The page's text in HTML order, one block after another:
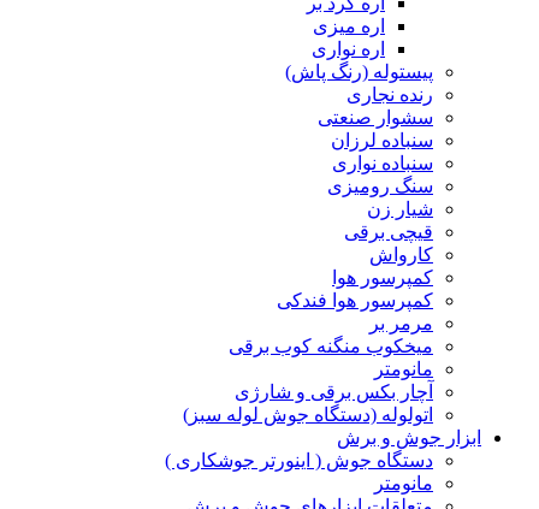
اره میزی
اره نواری
پیستوله (رنگ پاش)
رنده نجاری
سشوار صنعتی
سنباده لرزان
سنباده نواری
سنگ رومیزی
شیار زن
قیچی برقی
کارواش
کمپرسور هوا
کمپرسور هوا فندکی
مرمر بر
میخکوب منگنه کوب برقی
مانومتر
آچار بکس برقی و شارژی
اتولوله (دستگاه جوش لوله سبز)
ابزار جوش و برش
دستگاه جوش ( اینورتر جوشکاری )
مانومتر